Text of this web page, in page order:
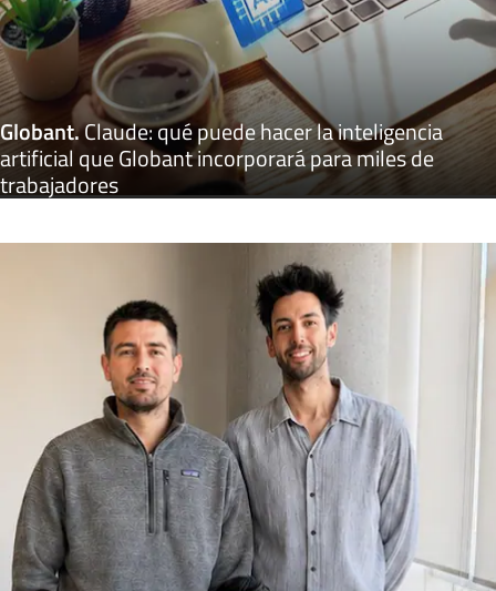
Globant.Claude: qué puede hacer la inteligencia
artificial que Globant incorporará para miles de
trabajadores